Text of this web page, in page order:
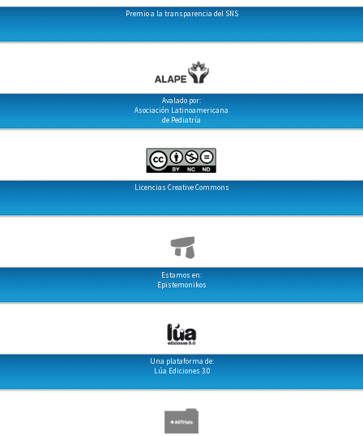
Premio a la transparencia del SNS
Avalado por:
Asociación Latinoamericana
de Pediatría
Licencias Creative Commons
Estamos en:
Epistemonikos
Una plataforma de:
Lúa Ediciones 3.0